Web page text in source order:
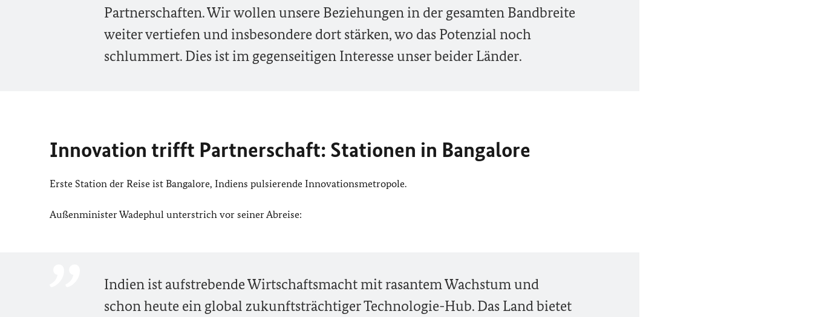
Partnerschaften. Wir wollen unsere Beziehungen in der gesamten Bandbreite
weiter vertiefen und insbesondere dort stärken, wo das Potenzial noch
schlummert. Dies ist im gegenseitigen Interesse unser beider Länder.
Innovation trifft Partnerschaft: Stationen in Bangalore
Erste Station der Reise ist Bangalore, Indiens pulsierende Innovationsmetropole.
Außenminister Wadephul unterstrich vor seiner Abreise:
Indien ist aufstrebende Wirtschaftsmacht mit rasantem Wachstum und
schon heute ein global zukunftsträchtiger Technologie-Hub. Das Land bietet